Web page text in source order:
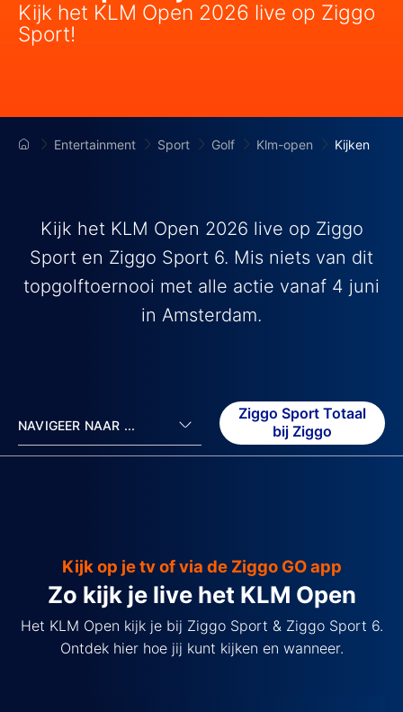
Kijk het KLM Open 2026 live op Ziggo
Sport!
Entertainment Sport Golf Klm-open Kijken
Kijk het KLM Open 2026 live op Ziggo
Sport en Ziggo Sport 6. Mis niets van dit
topgolftoernooi met alle actie vanaf 4 juni
in Amsterdam.
NAVIGEER NAAR ...
Ziggo Sport Totaal
bij Ziggo
Kijk op je tv of via de Ziggo GO app
Zo kijk je live het KLM Open
Het KLM Open kijk je bij Ziggo Sport & Ziggo Sport 6.
Ontdek hier hoe jij kunt kijken en wanneer.